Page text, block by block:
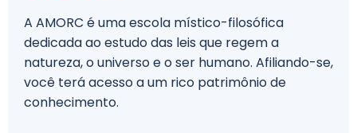
CULTURA E ARTE
MUSEUS E
A AMORC é uma escola místico-filosófica
dedicada ao estudo das leis que regem a
natureza, o universo e o ser humano. Afiliando-se,
você terá acesso a um rico patrimônio de
conhecimento.